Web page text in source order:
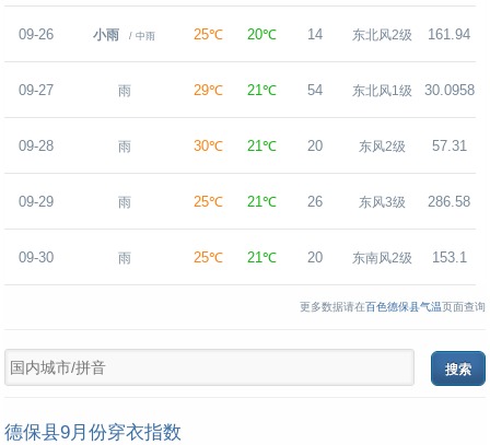
09-26 小雨 / 中雨 25℃ 20℃ 14 东北风2级 161.94
09-27 雨 29℃ 21℃ 54 东北风1级 30.0958
09-28 雨 30℃ 21℃ 20 东风2级 57.31
09-29 雨 25℃ 21℃ 26 东风3级 286.58
09-30 雨 25℃ 21℃ 20 东南风2级 153.1
更多数据请在百色德保县气温页面查询
德保县9月份穿衣指数